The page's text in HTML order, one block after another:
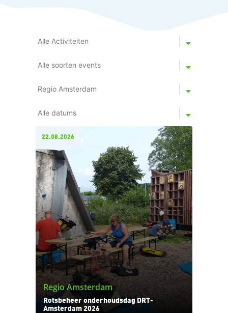
22.08.2026
Regio Amsterdam
Rotsbeheer onderhoudsdag DRT-
Amsterdam 2026